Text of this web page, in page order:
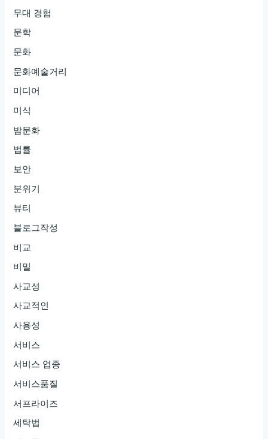
무대 경험
문학
문화
문화예술거리
미디어
미식
밤문화
법률
보안
분위기
뷰티
블로그작성
비교
비밀
사교성
사교적인
사용성
서비스
서비스 업종
서비스품질
서프라이즈
세탁법